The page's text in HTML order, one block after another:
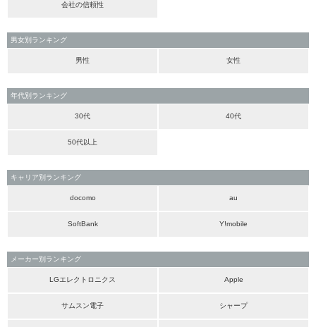
会社の信頼性
男女別ランキング
男性 女性
年代別ランキング
30代 40代
50代以上
キャリア別ランキング
docomo au
SoftBank Y!mobile
メーカー別ランキング
LGエレクトロニクス Apple
サムスン電子 シャープ